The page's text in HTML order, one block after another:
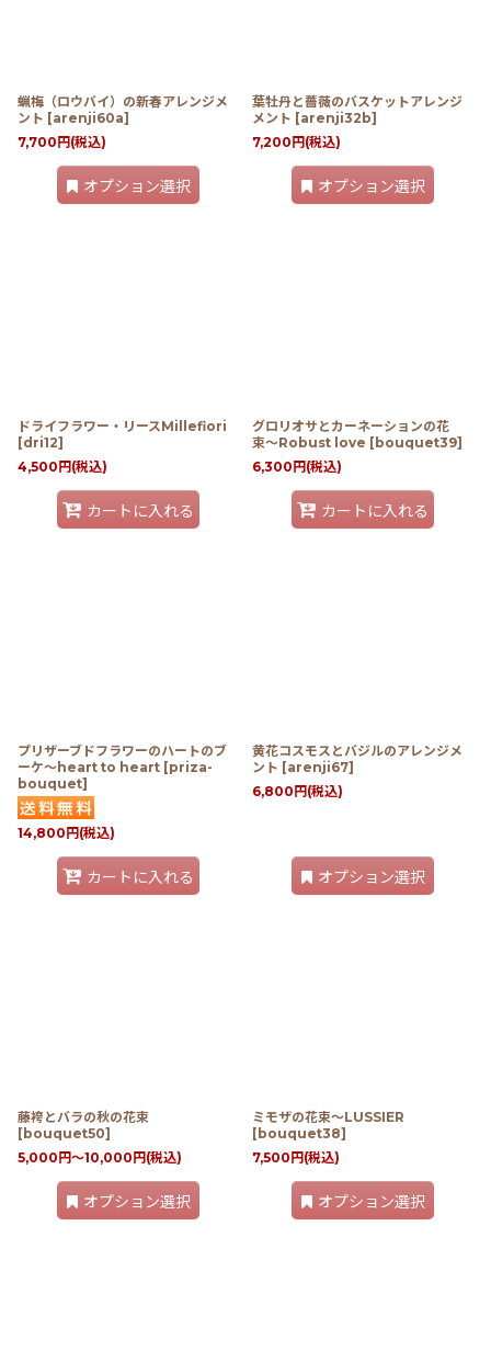
蝋梅（ロウバイ）の新春アレンジメ
ント [arenji60a]
7,700 円 (税込)
オプション選択
葉牡丹と薔薇のバスケットアレンジ
メント [arenji32b]
7,200 円 (税込)
オプション選択
ドライフラワー・リースMillefiori
[dri12]
4,500 円 (税込)
カートに入れる
グロリオサとカーネーションの花
束〜Robust love [ bouquet39]
6,300 円 (税込)
カートに入れる
プリザーブドフラワーのハートのブ
ーケ〜heart to heart [priza-
bouquet]
14,800 円 (税込)
カートに入れる
黄花コスモスとバジルのアレンジメ
ント [arenji67]
6,800 円 (税込)
オプション選択
藤袴とバラの秋の花束
[ bouquet50]
5,000 円～10,000 円 (税込)
オプション選択
ミモザの花束〜LUSSIER
[ bouquet38]
7,500 円 (税込)
オプション選択